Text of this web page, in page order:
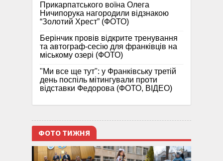
Прикарпатського воїна Олега
Ничипорука нагородили відзнакою
“Золотий Хрест” (ФОТО)
Берінчик провів відкрите тренування
та автограф-сесію для франківців на
міському озері (ФОТО)
"Ми все ще тут": у Франківську третій
день поспіль мітингували проти
відставки Федорова (ФОТО, ВІДЕО)
ФОТО ТИЖНЯ